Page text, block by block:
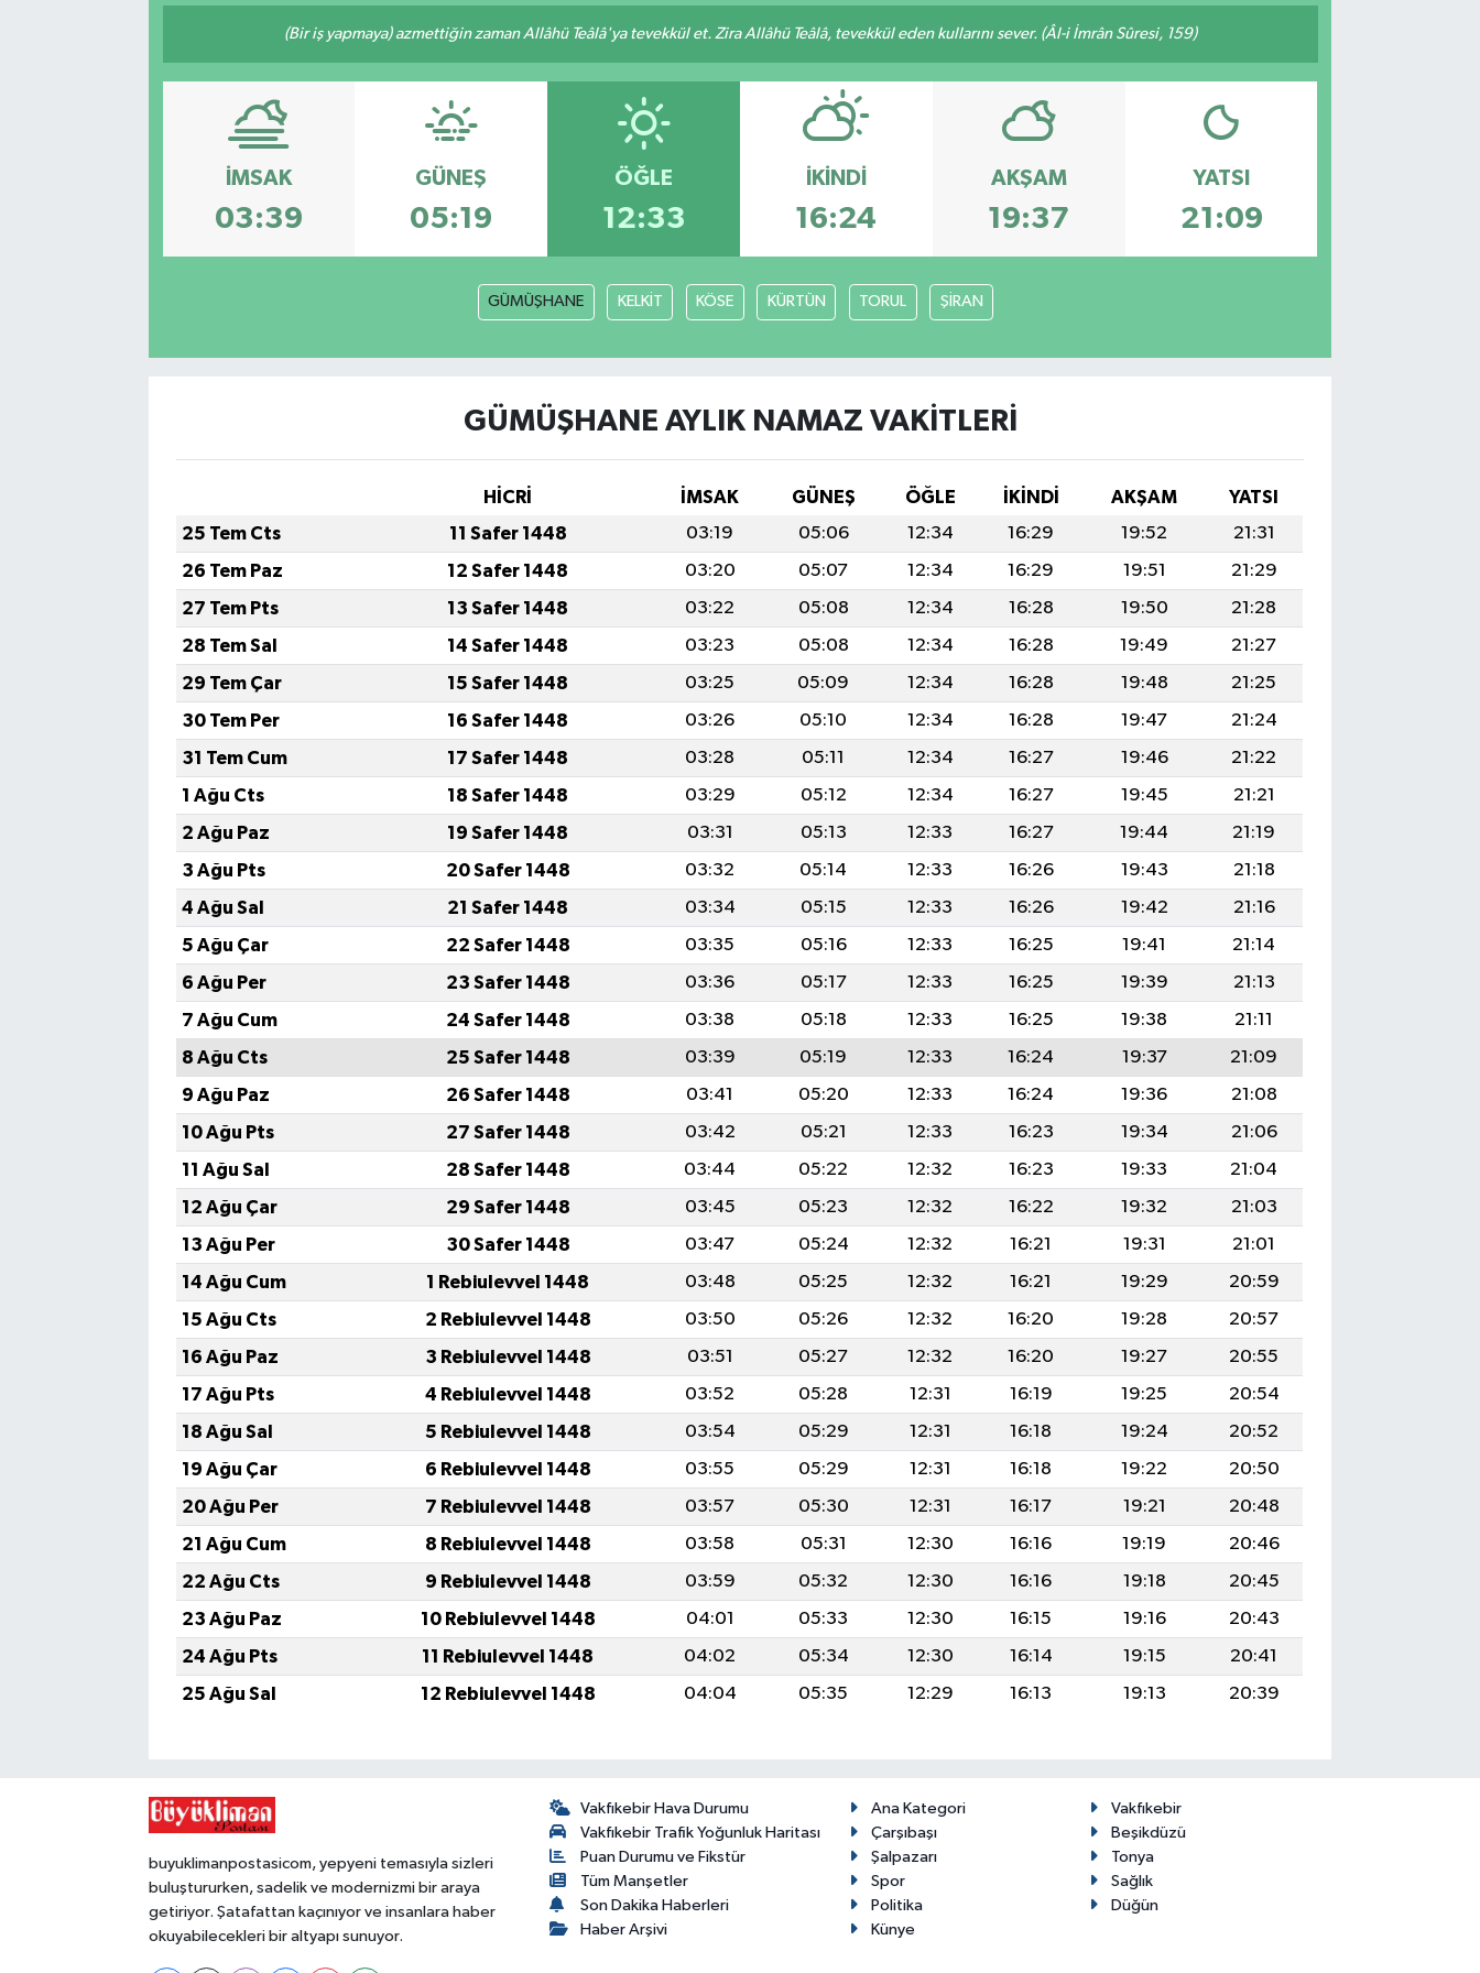
(Bir iş yapmaya) azmettiğin zaman Allâhü Teâlâ'ya tevekkül et. Zira Allâhü Teâlâ, tevekkül eden kullarını sever. (Âl-i İmrân Sûresi, 159)
İMSAK
03:39
GÜNEŞ
05:19
ÖĞLE
12:33
İKINDI
16:24
AKŞAM
19:37
YATSI
21:09
GÜMÜŞHANE KELKİT KÖSE KÜRTÜN TORUL ŞİRAN
GÜMÜŞHANE AYLIK NAMAZ VAKITLERI
HİCRİ İMSAK GÜNEŞ ÖĞLE İKINDI AKŞAM
YATSI
25 Tem Cts
11 Safer 1448 03:19 05:06 12:34 16:29 19:52
21:31
26 Tem Paz
12 Safer 1448 03:20 05:07 12:34 16:29 19:51
21:29
27 Tem Pts
13 Safer 1448 03:22 05:08 12:34 16:28 19:50
21:28
28 Tem Sal
14 Safer 1448 03:23 05:08 12:34 16:28 19:49
21:27
29 Tem Çar
15 Safer 1448 03:25 05:09 12:34 16:28 19:48
21:25
30 Tem Per
16 Safer 1448 03:26 05:10 12:34 16:28 19:47
21:24
31 Tem Cum
17 Safer 1448 03:28 05:11 12:34 16:27 19:46
21:22
1 Ağu Cts
18 Safer 1448 03:29 05:12 12:34 16:27 19:45
21:21
2 Ağu Paz
19 Safer 1448 03:31 05:13 12:33 16:27 19:44
21:19
3 Ağu Pts
20 Safer 1448 03:32 05:14 12:33 16:26 19:43
21:18
4 Ağu Sal
21 Safer 1448 03:34 05:15 12:33 16:26 19:42
21:16
5 Ağu Çar
22 Safer 1448 03:35 05:16 12:33 16:25 19:41
21:14
6 Ağu Per
23 Safer 1448 03:36 05:17 12:33 16:25 19:39
21:13
7 Ağu Cum
24 Safer 1448 03:38 05:18 12:33 16:25 19:38
21:11
8 Ağu Cts
25 Safer 1448 03:39 05:19 12:33 16:24 19:37
21:09
9 Ağu Paz
26 Safer 1448 03:41 05:20 12:33 16:24 19:36
21:08
10 Ağu Pts
27 Safer 1448 03:42 05:21 12:33 16:23 19:34
21:06
11 Ağu Sal
28 Safer 1448 03:44 05:22 12:32 16:23 19:33
21:04
12 Ağu Çar
29 Safer 1448 03:45 05:23 12:32 16:22 19:32
21:03
13 Ağu Per
30 Safer 1448 03:47 05:24 12:32 16:21 19:31
21:01
14 Ağu Cum
1 Rebiulevvel 1448 03:48 05:25 12:32 16:21 19:29
20:59
15 Ağu Cts
2 Rebiulevvel 1448 03:50 05:26 12:32 16:20 19:28
20:57
16 Ağu Paz
3 Rebiulevvel 1448 03:51 05:27 12:32 16:20 19:27
20:55
17 Ağu Pts
4 Rebiulevvel 1448 03:52 05:28 12:31 16:19 19:25
20:54
18 Ağu Sal
5 Rebiulevvel 1448 03:54 05:29 12:31 16:18 19:24
20:52
19 Ağu Çar
6 Rebiulevvel 1448 03:55 05:29 12:31 16:18 19:22
20:50
20 Ağu Per
7 Rebiulevvel 1448 03:57 05:30 12:31 16:17 19:21
20:48
21 Ağu Cum
8 Rebiulevvel 1448 03:58 05:31 12:30 16:16 19:19
20:46
22 Ağu Cts
9 Rebiulevvel 1448 03:59 05:32 12:30 16:16 19:18
20:45
23 Ağu Paz
10 Rebiulevvel 1448 04:01 05:33 12:30 16:15 19:16
20:43
24 Ağu Pts
11 Rebiulevvel 1448 04:02 05:34 12:30 16:14 19:15
20:41
25 Ağu Sal
12 Rebiulevvel 1448 04:04 05:35 12:29 16:13 19:13 20:39
buyuklimanpostasicom, yepyeni temasıyla sizleri
buluştururken, sadelik ve modernizmi bir araya
getiriyor. Şatafattan kaçınıyor ve insanlara haber
okuyabilecekleri bir altyapı sunuyor.
Vakfıkebir Hava Durumu
Vakfıkebir Trafik Yoğunluk Haritası
Puan Durumu ve Fikstür
Tüm Manşetler
Son Dakika Haberleri
Haber Arşivi
Ana Kategori
Vakfıkebir
Çarşıbaşı
Beşikdüzü
Şalpazarı
Tonya
Spor
Sağlık
Politika
Düğün
Künye